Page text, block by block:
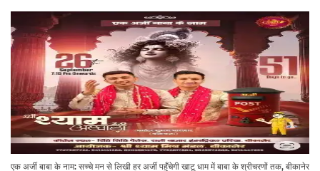
एक अर्जी बाबा के नाम: सच्चे मन से लिखी हर अर्जी पहुँचेगी खाटू धाम में बाबा के श्रीचरणों तक, बीकानेर